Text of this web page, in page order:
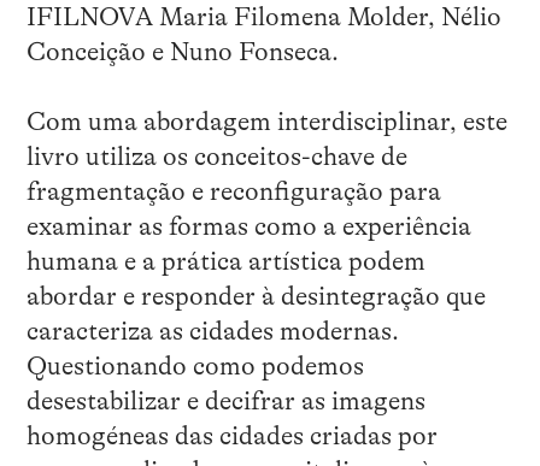
IFILNOVA Maria Filomena Molder, Nélio
Conceição e Nuno Fonseca.
Com uma abordagem interdisciplinar, este
livro utiliza os conceitos-chave de
fragmentação e reconfiguração para
examinar as formas como a experiência
humana e a prática artística podem
abordar e responder à desintegração que
caracteriza as cidades modernas.
Questionando como podemos
desestabilizar e decifrar as imagens
homogéneas das cidades criadas por